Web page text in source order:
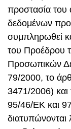
προστασία του
δεδομένων
συμπληρωθεί
του Προέδρου
Προσωπικών
79/2000, το
3471/2006) και
95/46/ΕΚ και